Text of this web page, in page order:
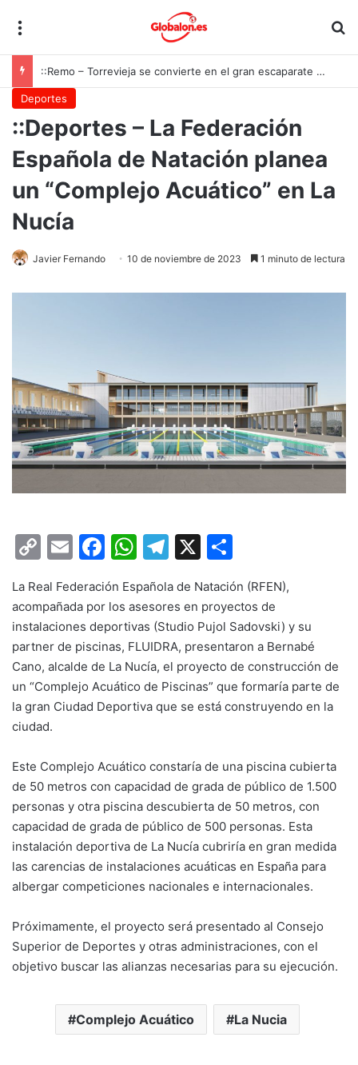
::Remo – Torrevieja se convierte en el gran escaparate nacional del beach sprint
Deportes
::Deportes – La Federación
Española de Natación planea
un “Complejo Acuático” en La
Nucía
Javier Fernando 10 de noviembre de 2023 1 minuto de lectura
C
p
y
Li
n
k
E
ai
l
F
c
e
b
o
o
W
at
s
A
p
p
T
e
gr
a
m
X
m
p
ar
tir
La Real Federación Española de Natación (RFEN),
acompañada por los asesores en proyectos de
instalaciones deportivas (Studio Pujol Sadovski) y su
partner de piscinas, FLUIDRA, presentaron a Bernabé
Cano, alcalde de La Nucía, el proyecto de construcción de
un “Complejo Acuático de Piscinas” que formaría parte de
la gran Ciudad Deportiva que se está construyendo en la
ciudad.
Este Complejo Acuático constaría de una piscina cubierta
de 50 metros con capacidad de grada de público de 1.500
personas y otra piscina descubierta de 50 metros, con
capacidad de grada de público de 500 personas. Esta
instalación deportiva de La Nucía cubriría en gran medida
las carencias de instalaciones acuáticas en España para
albergar competiciones nacionales e internacionales.
Próximamente, el proyecto será presentado al Consejo
Superior de Deportes y otras administraciones, con el
objetivo buscar las alianzas necesarias para su ejecución.
Complejo Acuático La Nucia